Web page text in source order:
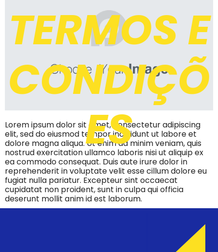
TERMOS E
CONDIÇÕ
ES
Lorem ipsum dolor sit amet, consectetur adipiscing
elit, sed do eiusmod tempor incididunt ut labore et
dolore magna aliqua. Ut enim ad minim veniam, quis
nostrud exercitation ullamco laboris nisi ut aliquip ex
ea commodo consequat. Duis aute irure dolor in
reprehenderit in voluptate velit esse cillum dolore eu
fugiat nulla pariatur. Excepteur sint occaecat
cupidatat non proident, sunt in culpa qui officia
deserunt mollit anim id est laborum.